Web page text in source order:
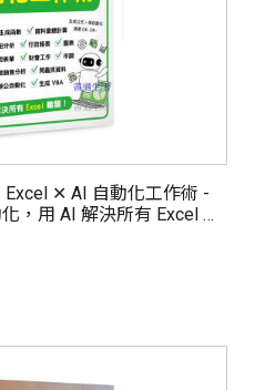
✕ AI 自動化工作術 -
，用 AI 解決所有 Excel 難